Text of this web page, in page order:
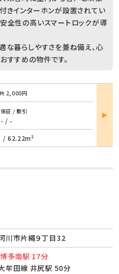
きインターホンが設置されてい
全性の高いスマートロックが導
な暮らしやすさを兼ね備え、心
すすめの物件です。
2,000円
証 / 敷引
- / -
/ 62.22m²
部屋
詳細
川市片縄９丁目32
多南駅 17分
牟田線 井尻駅 50分